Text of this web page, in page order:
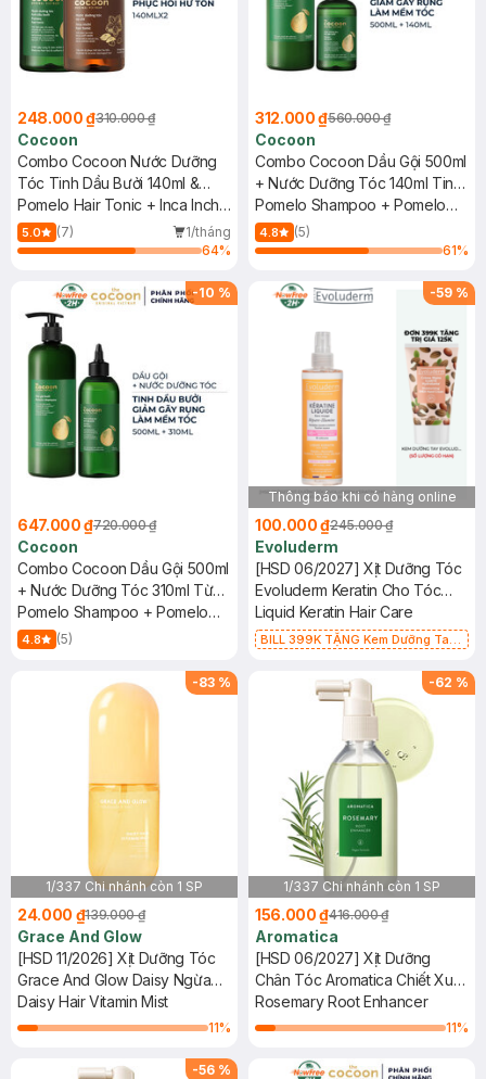
248.000 ₫310.000 ₫
Cocoon
Combo Cocoon Nước Dưỡng
Tóc Tinh Dầu Bưởi 140ml &
Nước Dưỡng Tóc Sa-Chi 140ml
Pomelo Hair Tonic + Inca Inchi
Hair Tonic
5.0 (7)
1/tháng
64%
312.000 ₫560.000 ₫
Cocoon
Combo Cocoon Dầu Gội 500ml
+ Nước Dưỡng Tóc 140ml Tinh
Dầu Bưởi
Pomelo Shampoo + Pomelo
Hair Tonic
4.8
(5)
61%
-10 %
647.000 ₫720.000 ₫
Cocoon
Combo Cocoon Dầu Gội 500ml
+ Nước Dưỡng Tóc 310ml Từ
Tinh Dầu Bưởi
Pomelo Shampoo + Pomelo
Hair Tonic
4.8 (5)
-59 %
Thông báo khi có hàng online
100.000 ₫245.000 ₫
Evoluderm
[HSD 06/2027] Xịt Dưỡng Tóc
Evoluderm Keratin Cho Tóc
Khô, Xỉn Màu 250ml
Liquid Keratin Hair Care
BILL 399K TẶNG Kem Dưỡng Tay
-83 %
1/337 Chi nhánh còn 1 SP
24.000 ₫139.000 ₫
Grace And Glow
[HSD 11/2026] Xịt Dưỡng Tóc
Grace And Glow Daisy Ngừa
Xơ Rối 100ml
Daisy Hair Vitamin Mist
11%
-62 %
1/337 Chi nhánh còn 1 SP
156.000 ₫416.000 ₫
Aromatica
[HSD 06/2027] Xịt Dưỡng
Chân Tóc Aromatica Chiết Xuất
Hương Thảo 100ml
Rosemary Root Enhancer
11%
-56 %